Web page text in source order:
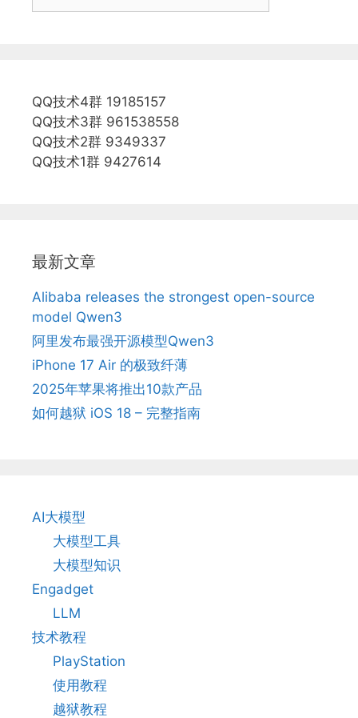
QQ技术4群 19185157
QQ技术3群 961538558
QQ技术2群 9349337
QQ技术1群 9427614
最新文章
Alibaba releases the strongest open-source
model Qwen3
阿里发布最强开源模型Qwen3
iPhone 17 Air 的极致纤薄
2025年苹果将推出10款产品
如何越狱 iOS 18 – 完整指南
AI大模型
大模型工具
大模型知识
Engadget
LLM
技术教程
PlayStation
使用教程
越狱教程